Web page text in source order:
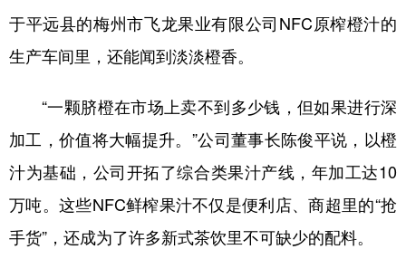
于平远县的梅州市飞龙果业有限公司NFC原榨橙汁的
生产车间里，还能闻到淡淡橙香。
“一颗脐橙在市场上卖不到多少钱，但如果进行深
加工，价值将大幅提升。”公司董事长陈俊平说，以橙
汁为基础，公司开拓了综合类果汁产线，年加工达10
万吨。这些NFC鲜榨果汁不仅是便利店、商超里的“抢
手货”，还成为了许多新式茶饮里不可缺少的配料。